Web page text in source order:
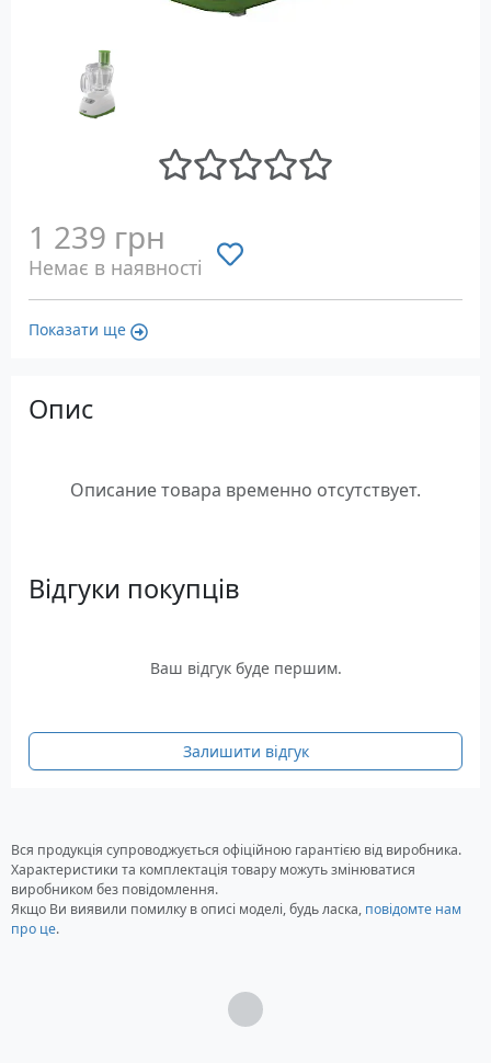
1 239 грн
Немає в наявності
Показати ще
Опис
Описание товара временно отсутствует.
Відгуки покупців
Ваш відгук буде першим.
Залишити відгук
Вся продукція супроводжується офіційною гарантією від виробника.
Характеристики та комплектація товару можуть змінюватися
виробником без повідомлення.
Якщо Ви виявили помилку в описі моделі, будь ласка, повідомте нам
про це.